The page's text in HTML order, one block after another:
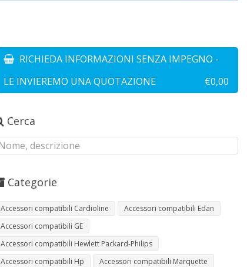
RICHIEDA INFORMAZIONI SENZA IMPEGNO -
LE INVIEREMO UNA QUOTAZIONE
€0,00
Cerca
Categorie
Accessori compatibili Cardioline
Accessori compatibili Edan
Accessori compatibili GE
Accessori compatibili Hewlett Packard-Philips
Accessori compatibili Hp
Accessori compatibili Marquette